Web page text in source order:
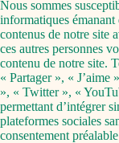
Nous sommes
informatiques émanant
contenus de notre site
ces autres personnes
contenu de notre site.
« Partager », « J’aime
», « Twitter », «
permettant d’intégrer
plateformes sociales
consentement